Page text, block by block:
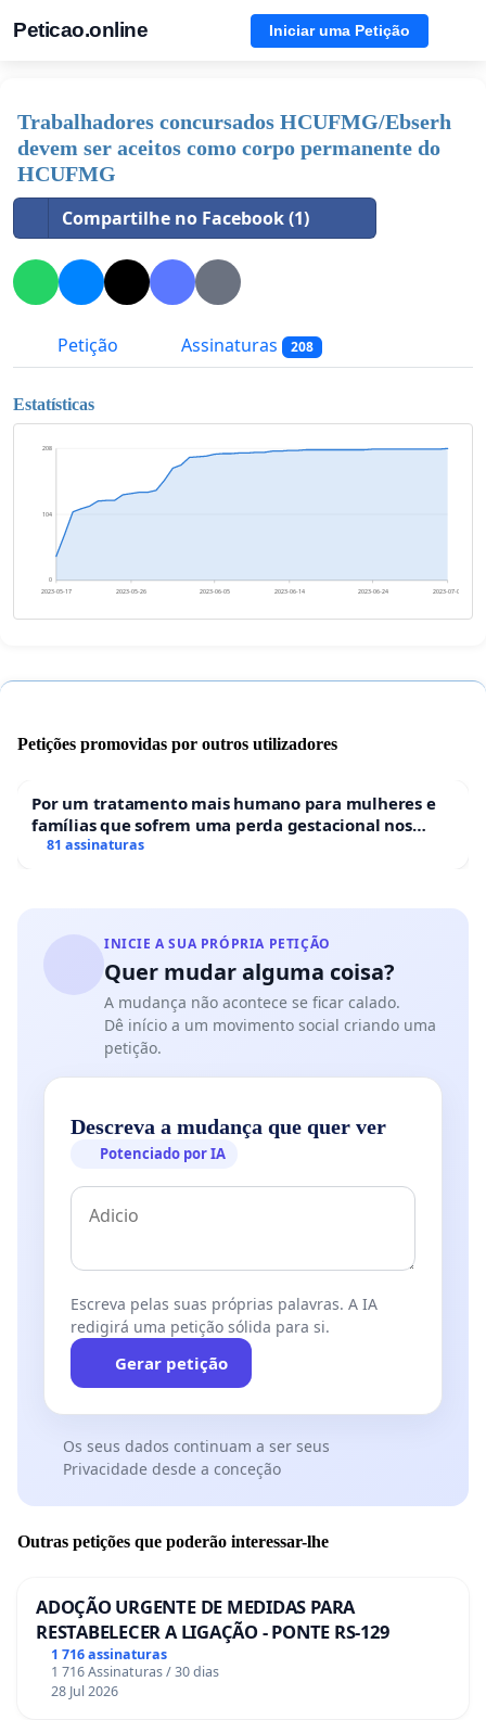
Peticao.online Iniciar uma Petição
Trabalhadores concursados HCUFMG/Ebserh
devem ser aceitos como corpo permanente do
HCUFMG
Compartilhe no Facebook (1)
Petição Assinaturas 208
Estatísticas
0
104
208
2023-05-17 2023-05-26 2023-06-05 2023-06-14 2023-06-24 2023-07-03
Petições promovidas por outros utilizadores
Por um tratamento mais humano para mulheres e
famílias que sofrem uma perda gestacional nos
hospitais portugueses
81 assinaturas
INICIE A SUA PRÓPRIA PETIÇÃO
Quer mudar alguma coisa?
A mudança não acontece se ficar calado.
Dê início a um movimento social criando uma
petição.
Descreva a mudança que quer ver
Potenciado por IA
Escreva pelas suas próprias palavras. A IA
redigirá uma petição sólida para si.
Gerar petição
Os seus dados continuam a ser seus
Privacidade desde a conceção
Outras petições que poderão interessar-lhe
ADOÇÃO URGENTE DE MEDIDAS PARA
RESTABELECER A LIGAÇÃO - PONTE RS-129
1 716 assinaturas
1 716 Assinaturas / 30 dias
28 Jul 2026